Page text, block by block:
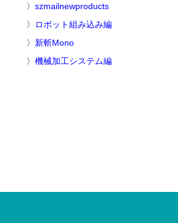
szmailnewproducts
ロボット組み込み編
新斬Mono
機械加工システム編